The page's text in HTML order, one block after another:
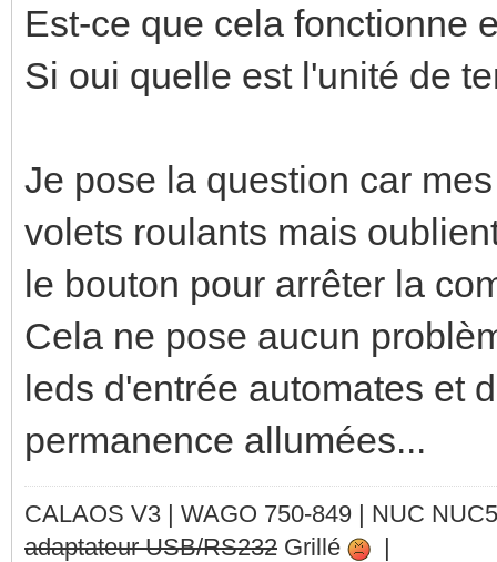
Est-ce que cela fonctionne
Si oui quelle est l'unité de
Je pose la question car
volets roulants mais
le bouton pour arrêter la
Cela ne pose aucun
leds d'entrée automates et
permanence allumées...
CALAOS V3 | WAGO 750-849 | NUC
adaptateur USB/RS232 Grillé
|